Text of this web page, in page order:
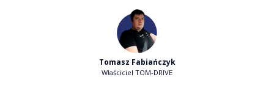
Tomasz Fabiańczyk
Właściciel TOM-DRIVE